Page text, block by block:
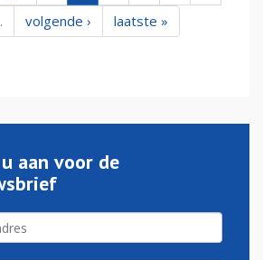
volgende › laatste »
aan voor de